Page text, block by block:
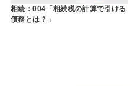
相続：004「相続税の計算で引ける
債務とは？」